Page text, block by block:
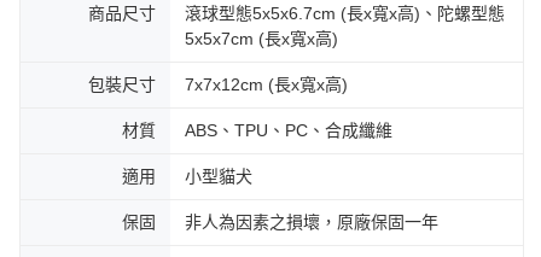
商品尺寸
滾球型態5x5x6.7cm (長x寬x高)、陀螺型態
5x5x7cm (長x寬x高)
包裝尺寸 7x7x12cm (長x寬x高)
材質 ABS、TPU、PC、合成纖維
適用 小型貓犬
保固 非人為因素之損壞，原廠保固一年